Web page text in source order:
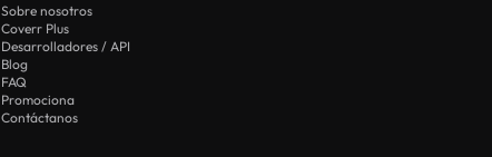
Sobre nosotros
Coverr Plus
Desarrolladores / API
Blog
FAQ
Promociona
Contáctanos